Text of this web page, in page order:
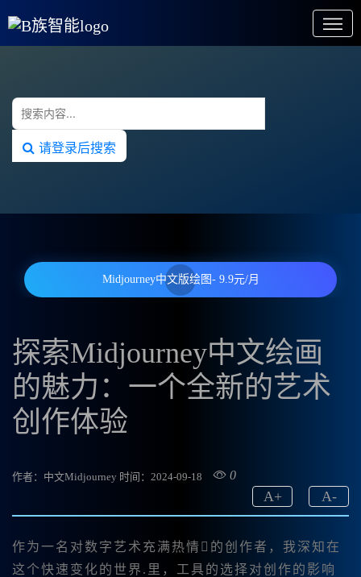
请登录后搜索
Midjourney中文版绘图- 9.9元/月
探索Midjourney中文绘画
的魅力：一个全新的艺术
创作体验
作者：中文Midjourney 时间：2024-09-18 0
A-
A+
作为一名对数字艺术充满热情的创作者，我深知在
这个快速变化的世界.里，工具的选择对创作的影响